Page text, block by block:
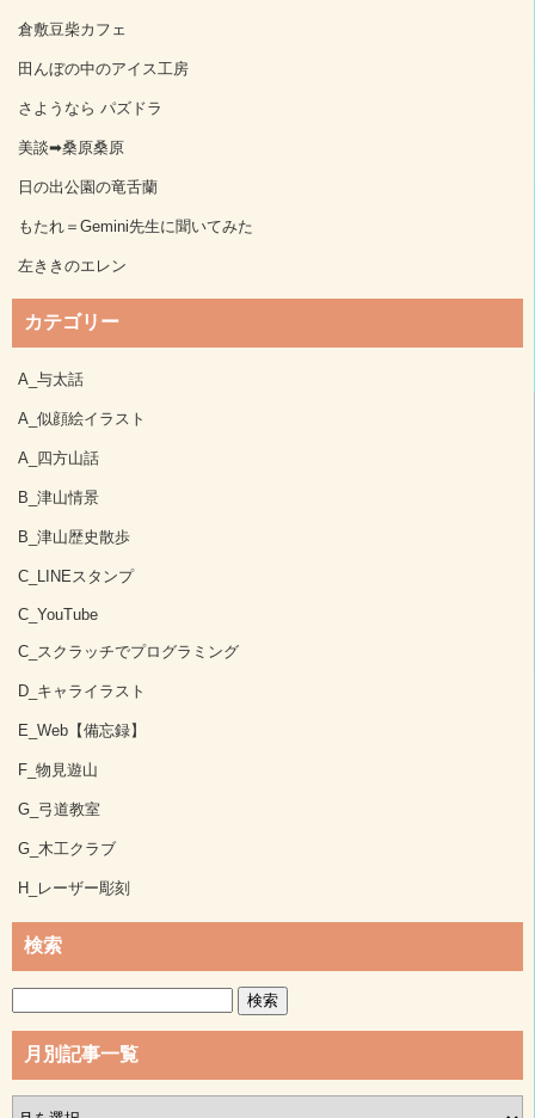
倉敷豆柴カフェ
田んぼの中のアイス工房
さようなら パズドラ
美談➡桑原桑原
日の出公園の竜舌蘭
もたれ＝Gemini先生に聞いてみた
左ききのエレン
カテゴリー
A_与太話
A_似顔絵イラスト
A_四方山話
B_津山情景
B_津山歴史散歩
C_LINEスタンプ
C_YouTube
C_スクラッチでプログラミング
D_キャライラスト
E_Web【備忘録】
F_物見遊山
G_弓道教室
G_木工クラブ
H_レーザー彫刻
検索
月別記事一覧